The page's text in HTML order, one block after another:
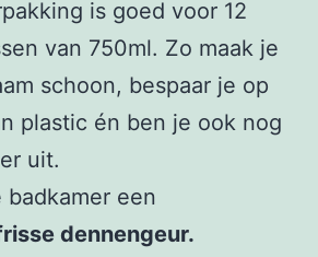
is goed voor 12
van 750ml. Zo maak je
schoon, bespaar je op
plastic én ben je ook nog
uit.
badkamer een
dennengeur.